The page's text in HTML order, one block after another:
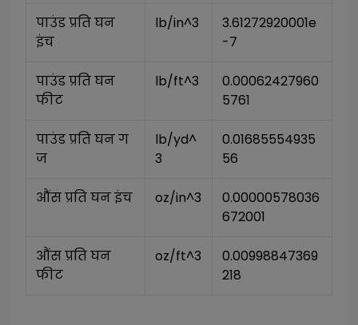
पाउंड प्रति घन
इंच
lb/in^3
3.61272920001e
-7
पाउंड प्रति घन
फीट
lb/ft^3
0.00062427960
5761
पाउंड प्रति घन ग
ज
lb/yd^
3
0.01685554935
56
औंस प्रति घन इंच oz/in^3
0.00000578036
672001
औंस प्रति घन
फीट
oz/ft^3
0.00998847369
218